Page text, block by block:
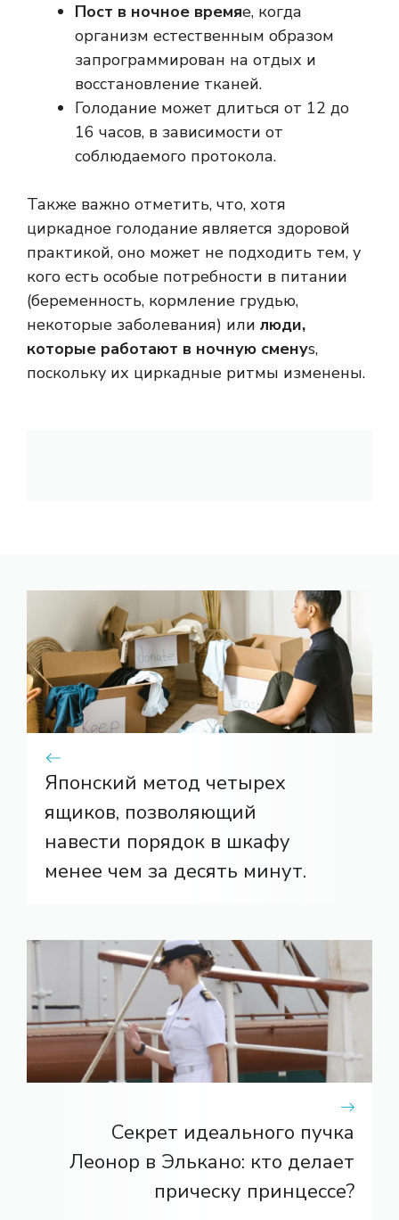
Пост в ночное времяе, когда
организм естественным образом
запрограммирован на отдых и
восстановление тканей.
Голодание может длиться от 12 до
16 часов, в зависимости от
соблюдаемого протокола.
Также важно отметить, что, хотя
циркадное голодание является здоровой
практикой, оно может не подходить тем, у
кого есть особые потребности в питании
(беременность, кормление грудью,
некоторые заболевания) или люди,
которые работают в ночную сменуs,
поскольку их циркадные ритмы изменены.
Японский метод четырех
ящиков, позволяющий
навести порядок в шкафу
менее чем за десять минут.
Секрет идеального пучка
Леонор в Элькано: кто делает
прическу принцессе?